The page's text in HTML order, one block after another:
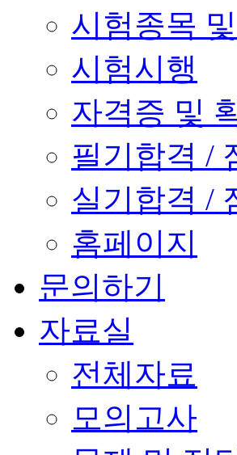
시험종목
시험시행
자격증 및
필기합격 /
실기합격 /
홈페이지
문의하기
자료실
전체자료
모의고사